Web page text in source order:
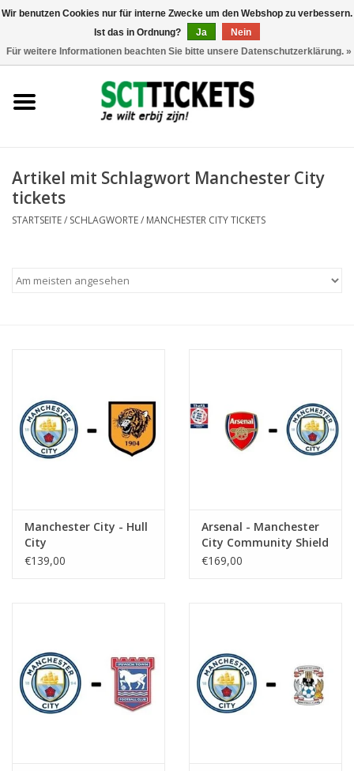
Artikel mit Schlagwort Manchester City
tickets
STARTSEITE/ SCHLAGWORTE/ MANCHESTER CITY TICKETS
Manchester City - Hull
City
€139,00
Arsenal - Manchester
City Community Shield
€169,00
Wir benutzen Cookies nur für interne Zwecke um den Webshop zu verbessern.
Ist das in Ordnung?
Ja
Nein
Für weitere Informationen beachten Sie bitte unsere Datenschutzerklärung. »